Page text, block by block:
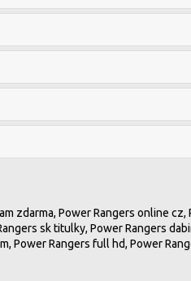
zdarma, Power Rangers online
sk titulky, Power Rangers
Power Rangers full hd, Power